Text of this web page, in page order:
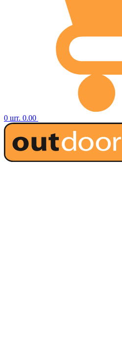
0 шт. 0.00